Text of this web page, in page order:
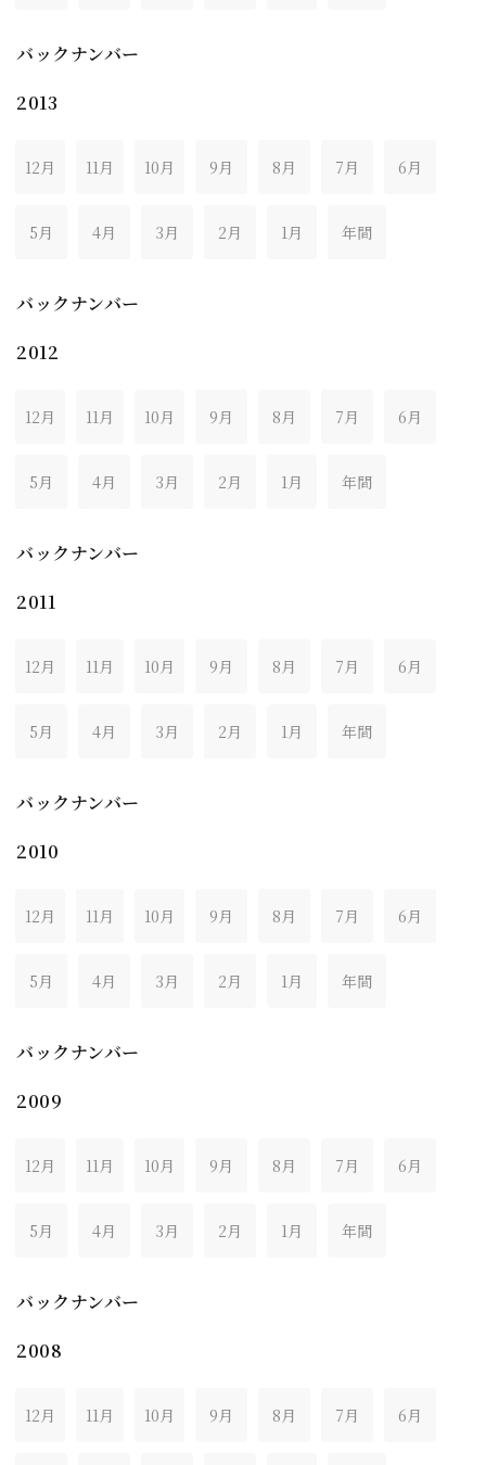
バックナンバー
2013
12月 11月 10月 9月 8月 7月 6月
5月 4月 3月 2月 1月 年間
バックナンバー
2012
12月 11月 10月 9月 8月 7月 6月
5月 4月 3月 2月 1月 年間
バックナンバー
2011
12月 11月 10月 9月 8月 7月 6月
5月 4月 3月 2月 1月 年間
バックナンバー
2010
12月 11月 10月 9月 8月 7月 6月
5月 4月 3月 2月 1月 年間
バックナンバー
2009
12月 11月 10月 9月 8月 7月 6月
5月 4月 3月 2月 1月 年間
バックナンバー
2008
12月 11月 10月 9月 8月 7月 6月